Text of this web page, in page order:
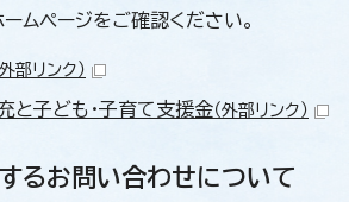
ムページをご確認ください。
外部リンク）
と子ども・子育て支援金（外部リンク）
るお問い合わせについて